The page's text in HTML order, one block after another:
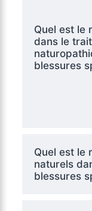
Quel est le
dans le
blessures
Quel est le
naturels
blessures